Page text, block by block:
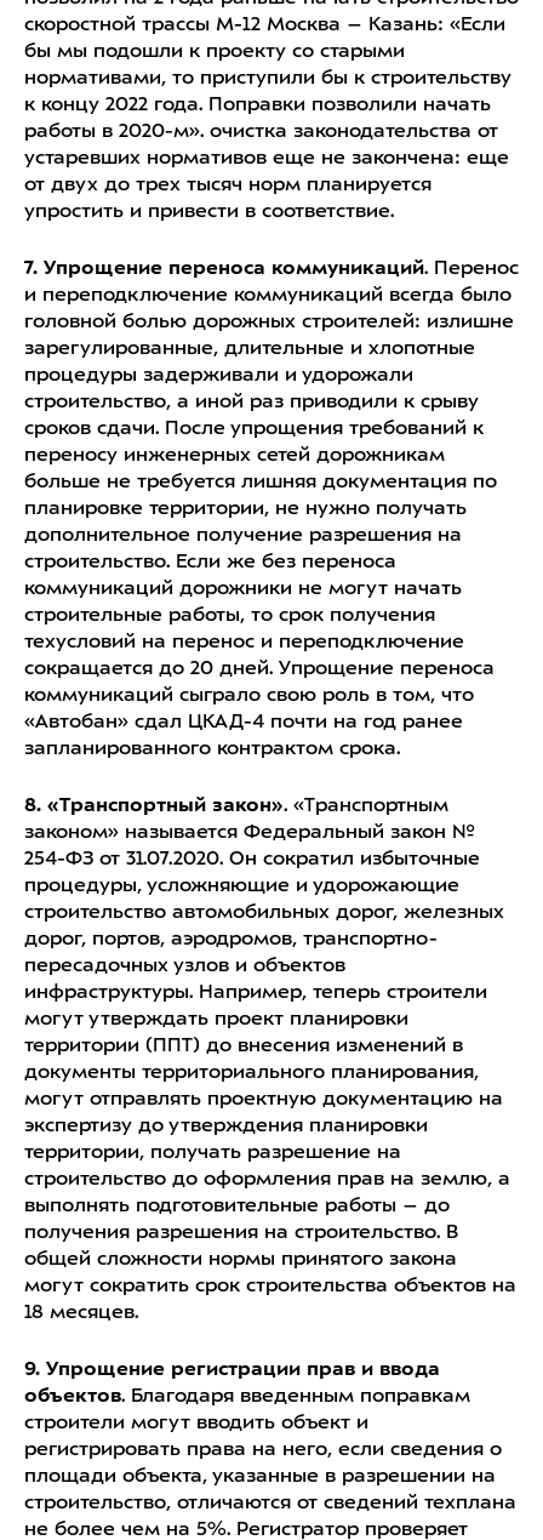
скоростной трассы М-12 Москва – Казань: «Если
бы мы подошли к проекту со старыми
нормативами, то приступили бы к строительству
к концу 2022 года. Поправки позволили начать
работы в 2020-м». очистка законодательства от
устаревших нормативов еще не закончена: еще
от двух до трех тысяч норм планируется
упростить и привести в соответствие.
7. Упрощение переноса коммуникаций. Перенос
и переподключение коммуникаций всегда было
головной болью дорожных строителей: излишне
зарегулированные, длительные и хлопотные
процедуры задерживали и удорожали
строительство, а иной раз приводили к срыву
сроков сдачи. После упрощения требований к
переносу инженерных сетей дорожникам
больше не требуется лишняя документация по
планировке территории, не нужно получать
дополнительное получение разрешения на
строительство. Если же без переноса
коммуникаций дорожники не могут начать
строительные работы, то срок получения
техусловий на перенос и переподключение
сокращается до 20 дней. Упрощение переноса
коммуникаций сыграло свою роль в том, что
«Автобан» сдал ЦКАД-4 почти на год ранее
запланированного контрактом срока.
8. «Транспортный закон». «Транспортным
законом» называется Федеральный закон №
254-ФЗ от 31.07.2020. Он сократил избыточные
процедуры, усложняющие и удорожающие
строительство автомобильных дорог, железных
дорог, портов, аэродромов, транспортно-
пересадочных узлов и объектов
инфраструктуры. Например, теперь строители
могут утверждать проект планировки
территории (ППТ) до внесения изменений в
документы территориального планирования,
могут отправлять проектную документацию на
экспертизу до утверждения планировки
территории, получать разрешение на
строительство до оформления прав на землю, а
выполнять подготовительные работы – до
получения разрешения на строительство. В
общей сложности нормы принятого закона
могут сократить срок строительства объектов на
18 месяцев.
9. Упрощение регистрации прав и ввода
объектов. Благодаря введенным поправкам
строители могут вводить объект и
регистрировать права на него, если сведения о
площади объекта, указанные в разрешении на
строительство, отличаются от сведений техплана
не более чем на 5%. Регистратор проверяет